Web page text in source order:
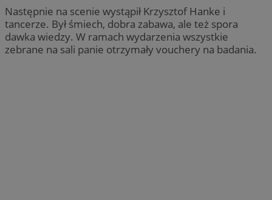
Następnie na scenie wystąpił Krzysztof Hanke i
tancerze. Był śmiech, dobra zabawa, ale też spora
dawka wiedzy. W ramach wydarzenia wszystkie
zebrane na sali panie otrzymały vouchery na badania.